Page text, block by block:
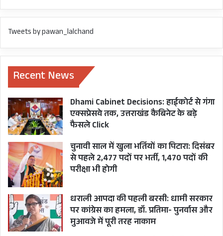
Tweets by pawan_lalchand
Recent News
Dhami Cabinet Decisions: हाईकोर्ट से गंगा
एक्सप्रेसवे तक, उत्तराखंड कैबिनेट के बड़े
फैसले Click
चुनावी साल में खुला भर्तियों का पिटारा: दिसंबर
से पहले 2,477 पदों पर भर्ती, 1,470 पदों की
परीक्षा भी होगी
धराली आपदा की पहली बरसी: धामी सरकार
पर कांग्रेस का हमला, डॉ. प्रतिमा- पुनर्वास और
मुआवजे में पूरी तरह नाकाम